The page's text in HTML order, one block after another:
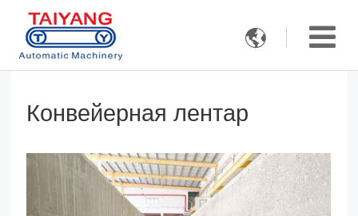

Конвейерная лентар